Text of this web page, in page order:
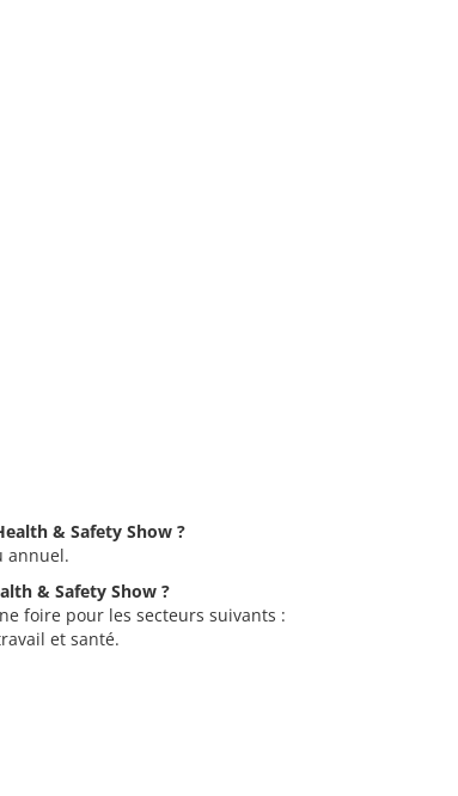
& Safety Show ?
annuel.
& Safety Show ?
foire pour les secteurs suivants :
et santé.